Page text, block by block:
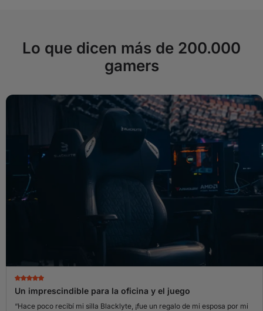
Lo que dicen más de 200.000
gamers
Un imprescindible para la oficina y el juego
“Hace poco recibí mi silla Blacklyte, ¡fue un regalo de mi esposa por mi